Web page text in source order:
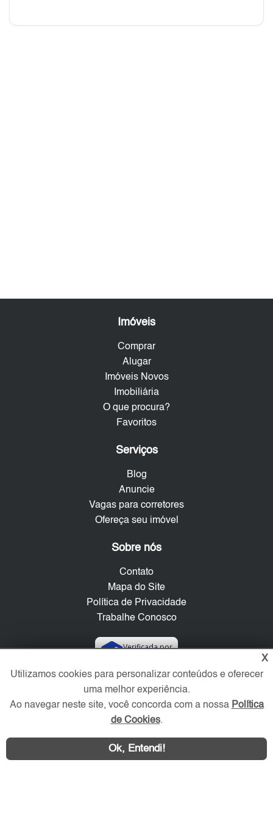
Imóveis
Comprar
Alugar
Imóveis Novos
Imobiliária
O que procura?
Favoritos
Serviços
Blog
Anuncie
Vagas para corretores
Ofereça seu imóvel
Sobre nós
Contato
Mapa do Site
Política de Privacidade
Trabalhe Conosco
Verificada por
Redes Sociais
X
Utilizamos cookies para personalizar conteúdos e oferecer
uma melhor experiência.
Ao navegar neste site, você concorda com a nossa Política
de Cookies.
Ok, Entendi!